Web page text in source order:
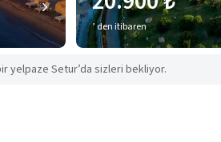
’ den itibaren
yelpaze Setur’da sizleri bekliyor.